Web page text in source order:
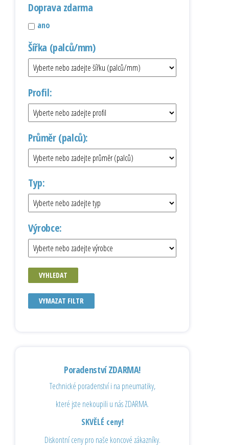
Doprava zdarma
ano
Šířka (palců/mm)
Profil:
Průměr (palců):
Typ:
Výrobce:
VYHLEDAT
VYMAZAT FILTR
Poradenství ZDARMA!
Technické poradenství i na pneumatiky,
které jste nekoupili u nás ZDARMA.
SKVĚLÉ ceny!
Diskontní ceny pro naše koncové zákazníky.